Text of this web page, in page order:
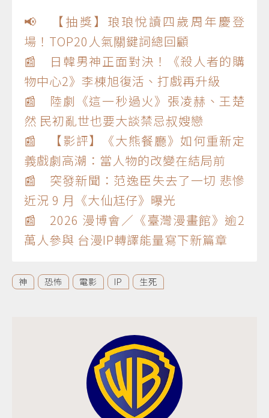
📢 【抽獎】琅琅悅讀四歲周年慶登
場！TOP20人氣關鍵詞總回顧
📰 日韓男神正面對決！《殺人者的購
物中心2》李棟旭復活、打戲再升級
📰 陸劇《這一秒過火》張凌赫、王楚
然 民初亂世也要大談禁忌叔嫂戀
📰 【影評】《大熊餐廳》如何重新定
義戲劇高潮：當人物的改變在結局前
📰 突發新聞：范逸臣失去了一切 悲慘
近況 9 月《大仙尪仔》曝光
📰 2026 漫博會／《臺灣漫畫館》逾2
萬人參與 台漫IP轉譯能量寫下新篇章
神 恐怖 電影 IP 生死